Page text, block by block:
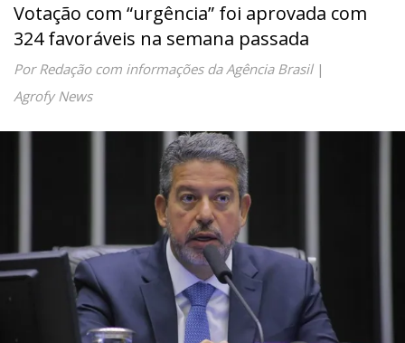
Votação com “urgência” foi aprovada com
324 favoráveis na semana passada
Por Redação com informações da Agência Brasil|
Agrofy News